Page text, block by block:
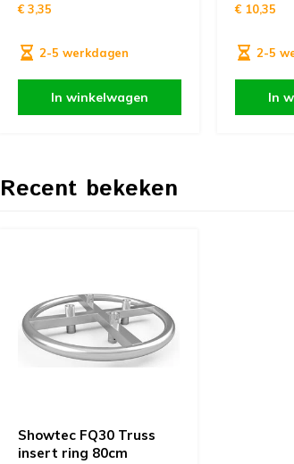
€ 3,35
2-5 werkdagen
In winkelwagen
€ 10,35
2-5
In
Recent bekeken
Showtec FQ30 Truss
insert ring 80cm